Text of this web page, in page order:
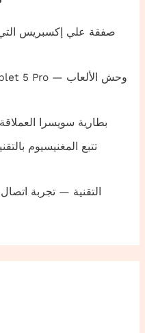
بطارية سويسرا
تتبع المغنيسيوم